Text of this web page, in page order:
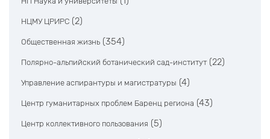
НЦМУ ЦРИРС (2)
Общественная жизнь (354)
Полярно-альпийский ботанический сад-институт (22)
Управление аспирантуры и магистратуры (4)
Центр гуманитарных проблем Баренц региона (43)
Центр коллективного пользования (5)